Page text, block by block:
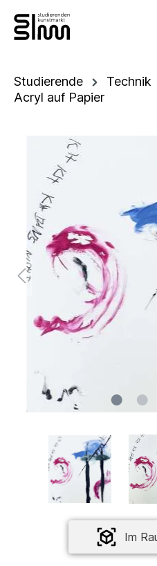
Studierende Technik
Acryl auf Papier
Im